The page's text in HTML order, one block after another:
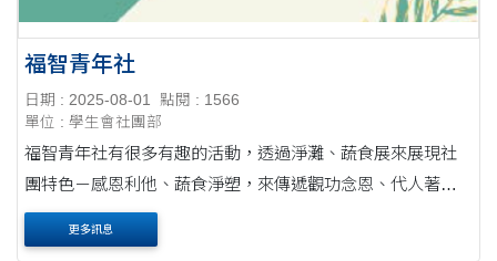
福智青年社
日期 : 2025-08-01
點閱 : 1566
單位 : 學生會社團部
福智青年社有很多有趣的活動，透過淨灘、蔬食展來展現社
團特色－感恩利他、蔬食淨塑，來傳遞觀功念恩、代人著想
的理念給大家，創造快樂人生與美好的人際關係。
更多訊息